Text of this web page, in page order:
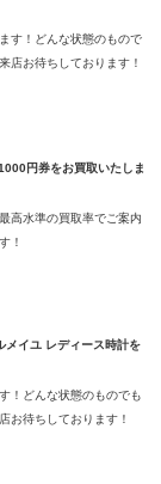
す！どんな状態のもので
店お待ちしております！
円券をお買取いたしま
高水準の買取率でご案内
！
メイユ レディース時計を
！どんな状態のものでも
お待ちしております！